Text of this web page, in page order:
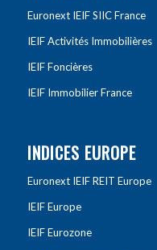
Euronext IEIF SIIC France
IEIF Activités Immobilières
IEIF Foncières
IEIF Immobilier France
INDICES EUROPE
Euronext IEIF REIT Europe
IEIF Europe
IEIF Eurozone